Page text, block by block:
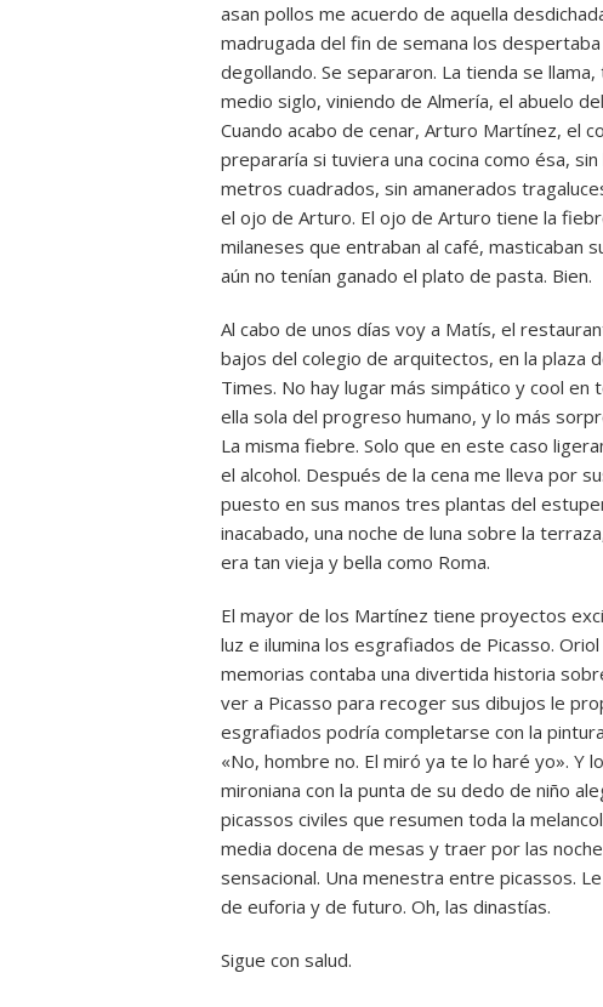
asan pollos me acuerdo de aquella
madrugada del fin de semana los
degollando. Se separaron. La tienda se
medio siglo, viniendo de Almería, el abuelo
Cuando acabo de cenar, Arturo Martínez, el
prepararía si tuviera una cocina como ésa,
metros cuadrados, sin amanerados
el ojo de Arturo. El ojo de Arturo tiene la
milaneses que entraban al café, masticaban
aún no tenían ganado el plato de pasta. Bien.
Al cabo de unos días voy a Matís, el
bajos del colegio de arquitectos, en la plaza
Times. No hay lugar más simpático y cool en
ella sola del progreso humano, y lo más
La misma fiebre. Solo que en este caso
el alcohol. Después de la cena me lleva por
puesto en sus manos tres plantas del
inacabado, una noche de luna sobre la
era tan vieja y bella como Roma.
El mayor de los Martínez tiene proyectos
luz e ilumina los esgrafiados de Picasso.
memorias contaba una divertida historia
ver a Picasso para recoger sus dibujos le
esgrafiados podría completarse con la
«No, hombre no. El miró ya te lo haré yo». Y
mironiana con la punta de su dedo de niño
picassos civiles que resumen toda la
media docena de mesas y traer por las
sensacional. Una menestra entre picassos.
de euforia y de futuro. Oh, las dinastías.
Sigue con salud.